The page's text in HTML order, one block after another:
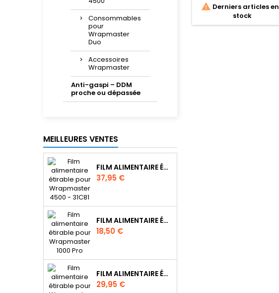
Consommables
pour
Wrapmaster
Duo
Accessoires
Wrapmaster
Anti-gaspi – DDM
proche ou dépassée
MEILLEURES VENTES
FILM ALIMENTAIRE ÉTIRABLE POUR WRAPMASTER 4500 - 31C62
Prix
37,95 €
FILM ALIMENTAIRE ÉTIRABLE POUR WRAPMASTER 1000 PRO - 31C78
Prix
18,50 €
FILM ALIMENTAIRE ÉTIRABLE POUR WRAPMASTER 3000 - 31C63
Prix
29,95 €
 Derniers articles en
stock